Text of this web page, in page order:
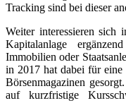
Tracking sind bei dieser
Weiter interessieren sich
Kapitalanlage
Immobilien oder
in 2017 hat dabei für eine
Börsenmagazinen
auf kurzfristige